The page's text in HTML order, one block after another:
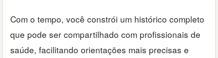
Com o tempo, você constrói um histórico completo
que pode ser compartilhado com profissionais de
saúde, facilitando orientações mais precisas e